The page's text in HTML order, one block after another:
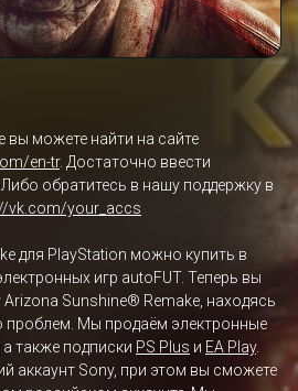
можете найти на сайте
en-tr. Достаточно ввести
обратитесь в нашу поддержку в
vk.com/your_accs
для PlayStation можно купить в
игр autoFUT. Теперь вы
Sunshine® Remake, находясь
проблем. Мы продаём электронные
а также подписки PS Plus и EA Play.
аккаунт Sony, при этом вы сможете